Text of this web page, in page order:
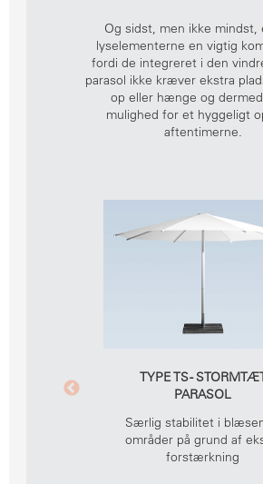
Og sidst, men ikke
lyselementerne en vigtig
fordi de integreret i den
parasol ikke kræver ekstra
op eller hænge og
mulighed for et hyggeligt
aftentimerne.
TYPE TS -
PARASOL
Særlig stabilitet i
områder på grund af
forstærkning